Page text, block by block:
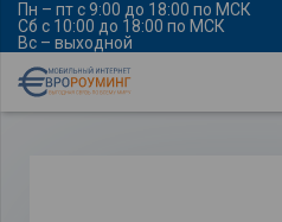
Пн – пт с 9:00 до 18:00 по МСК
Сб с 10:00 до 18:00 по МСК
Вс – выходной